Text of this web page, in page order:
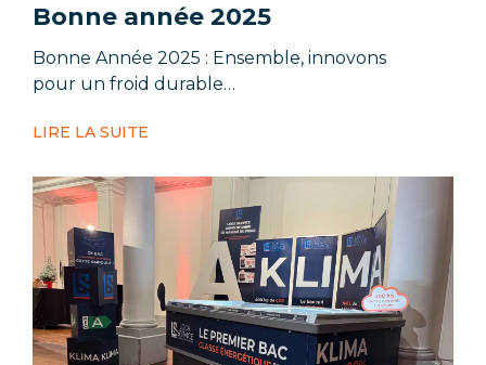
Bonne année 2025
Bonne Année 2025 : Ensemble, innovons
pour un froid durable…
LIRE LA SUITE